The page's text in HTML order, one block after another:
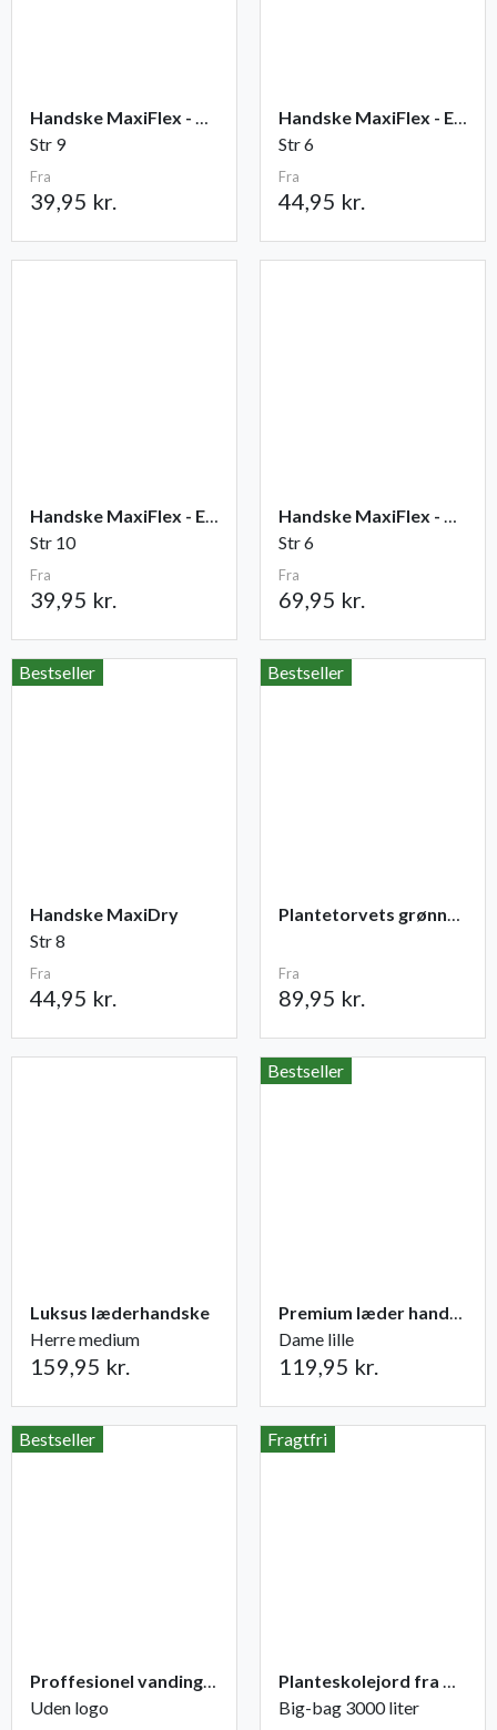
Handske MaxiFlex - Ultimate
Str 9
Fra
39,95 kr.
Handske MaxiFlex - Endurance
Str 6
Fra
44,95 kr.
Handske MaxiFlex - Elite
Str 10
Fra
39,95 kr.
Handske MaxiFlex - Cut
Str 6
Fra
69,95 kr.
Bestseller
Handske MaxiDry
Str 8
Fra
44,95 kr.
Bestseller
Plantetorvets grønne vandingspose 75 liter
Fra
89,95 kr.
Luksus læderhandske
Herre medium
159,95 kr.
Bestseller
Premium læder handske Flutter
Dame lille
119,95 kr.
Bestseller
Proffesionel vandingspose 100 liter
Uden logo
Fragtfri
Planteskolejord fra Champost
Big-bag 3000 liter